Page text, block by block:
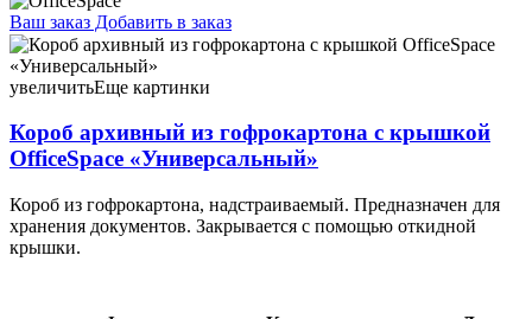
Ваш заказ Добавить в заказ
Короб архивный из гофрокартона с крышкой OfficeSpace
«Универсальный» 440×340×265 мм, бурый 23,23 061250
увеличитьЕще картинки
Короб архивный из гофрокартона с крышкой
OfficeSpace «Универсальный»
Короб из гофрокартона, надстраиваемый. Предназначен для
хранения документов. Закрывается с помощью откидной
крышки.